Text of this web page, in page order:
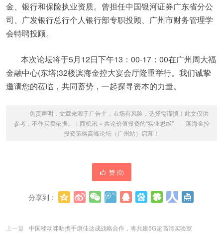
金、银行和保险执业资质。曾担任中国银河证券广东省分公
司、广发银行总行个人银行部专职投顾、广州市财务管理学
会特聘投顾。
本次论坛将于5月12日下午13：00-17：00在广州周大福
金融中心(东塔)32楼滨海金控大宴会厅隆重举行。我们诚挚
邀请您的莅临，共同蓄势，一起探寻资本的力量。
免责声明：文章来源于广告主，市场有风险，选择需谨慎！此文仅供
参考，不作买卖依据。： 商机讯» 共论价值投资的“实业思维”——滨海金控
投资策略高峰论坛（广州站）启幕！
赞 (0)
分享到：
上一篇
中国移动咪咕携手康佳达成战略合作，将共建5G超高清实验室